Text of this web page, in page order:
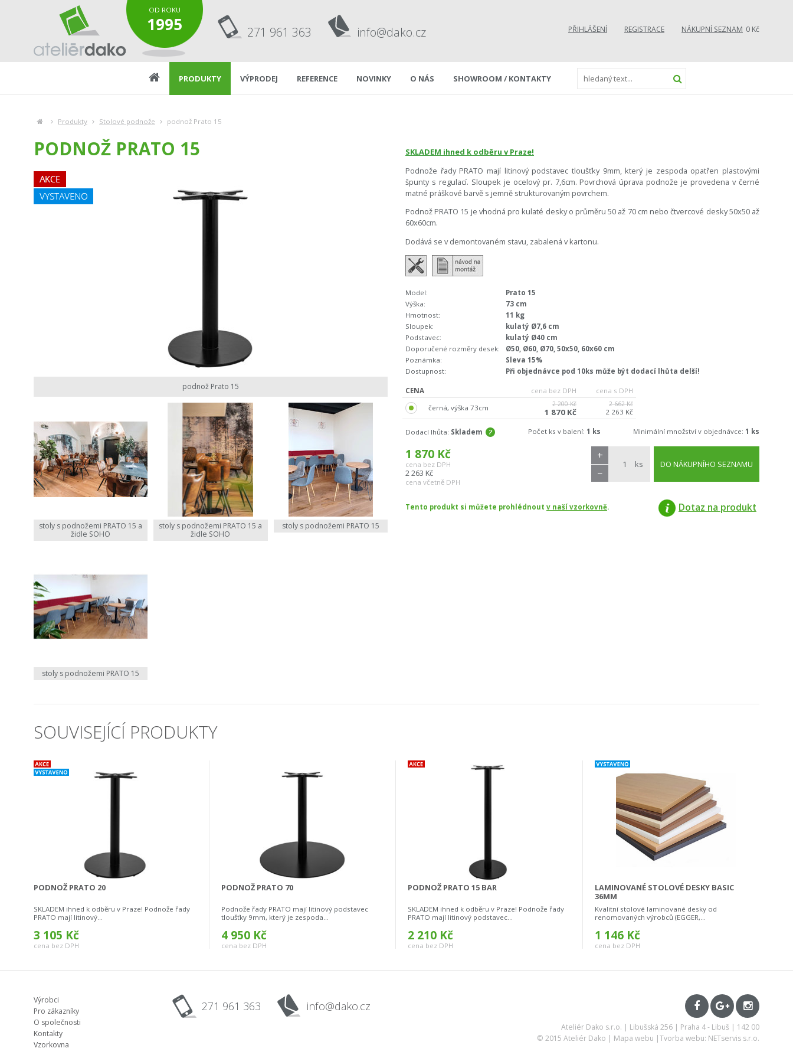
OD ROKU
1995 271 961 363 info@dako.cz PŘIHLÁŠENÍ REGISTRACE NÁKUPNÍ SEZNAM 0 Kč
PRODUKTY VÝPRODEJ REFERENCE NOVINKY O NÁS SHOWROOM / KONTAKTY
Produkty Stolové podnože podnož Prato 15
PODNOŽ PRATO 15
podnož Prato 15
stoly s podnožemi PRATO 15 a
židle SOHO
stoly s podnožemi PRATO 15 a
židle SOHO
stoly s podnožemi PRATO 15
stoly s podnožemi PRATO 15
SKLADEM ihned k odběru v Praze!
Podnože řady PRATO mají litinový podstavec tloušťky 9mm, který je zespoda opatřen plastovými
špunty s regulací. Sloupek je ocelový pr. 7,6cm. Povrchová úprava podnože je provedena v černé
matné práškové barvě s jemně strukturovaným povrchem.
Podnož PRATO 15 je vhodná pro kulaté desky o průměru 50 až 70 cm nebo čtvercové desky 50x50 až
60x60cm.
Dodává se v demontovaném stavu, zabalená v kartonu.
Model:
Prato 15
Výška:
73 cm
Hmotnost:
11 kg
Sloupek:
kulatý Ø7,6 cm
Podstavec:
kulatý Ø40 cm
Doporučené rozměry desek:
Ø50, Ø60, Ø70, 50x50, 60x60 cm
Poznámka:
Sleva 15%
Dostupnost:
Při objednávce pod 10ks může být dodací lhůta delší!
CENA cena bez DPH
cena s DPH
černá, výška 73cm
2 200 Kč
1 870 Kč
2 662 Kč
2 263 Kč
Dodací lhůta: Skladem Počet ks v balení: 1 ks Minimální množství v objednávce: 1 ks
1 870 Kč
cena bez DPH
2 263 Kč
cena včetně DPH
ks
+
−
DO NÁKUPNÍHO SEZNAMU
Tento produkt si můžete prohlédnout v naší vzorkovně. Dotaz na produkt
SOUVISEJÍCÍ PRODUKTY
PODNOŽ PRATO 20
SKLADEM ihned k odběru v Praze! Podnože řady
PRATO mají litinový...
3 105 Kč
cena bez DPH
PODNOŽ PRATO 70
Podnože řady PRATO mají litinový podstavec
tloušťky 9mm, který je zespoda...
4 950 Kč
cena bez DPH
PODNOŽ PRATO 15 BAR
SKLADEM ihned k odběru v Praze! Podnože řady
PRATO mají litinový podstavec...
2 210 Kč
cena bez DPH
LAMINOVANÉ STOLOVÉ DESKY BASIC
36MM
Kvalitní stolové laminované desky od
renomovaných výrobců (EGGER,...
1 146 Kč
cena bez DPH
Výrobci
Pro zákazníky
O společnosti
Kontakty
Vzorkovna
271 961 363 info@dako.cz
Ateliér Dako s.r.o. | Libušská 256 | Praha 4 - Libuš | 142 00
© 2015 Ateliér Dako | Mapa webu |Tvorba webu: NETservis s.r.o.